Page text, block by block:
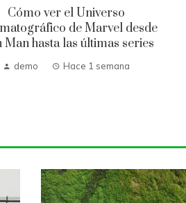
Cómo ver el Universo
de Marvel desde
hasta las últimas series
demo Hace 1 semana